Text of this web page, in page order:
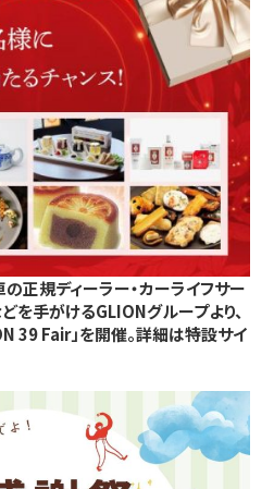
正規ディーラー・カーライフサー
を手がけるGLIONグループより、
39 Fair」を開催。詳細は特設サイ